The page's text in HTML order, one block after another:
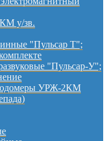
у/зв.
"Пульсар Т";
"Пульсар-У";
УРЖ-2КМ